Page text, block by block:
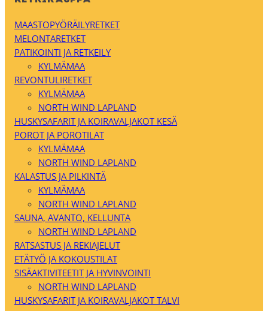
MAASTOPYÖRÄILYRETKET
MELONTARETKET
PATIKOINTI JA RETKEILY
KYLMÄMAA
REVONTULIRETKET
KYLMÄMAA
NORTH WIND LAPLAND
HUSKYSAFARIT JA KOIRAVALJAKOT KESÄ
POROT JA POROTILAT
KYLMÄMAA
NORTH WIND LAPLAND
KALASTUS JA PILKINTÄ
KYLMÄMAA
NORTH WIND LAPLAND
SAUNA, AVANTO, KELLUNTA
NORTH WIND LAPLAND
RATSASTUS JA REKIAJELUT
ETÄTYÖ JA KOKOUSTILAT
SISÄAKTIVITEETIT JA HYVINVOINTI
NORTH WIND LAPLAND
HUSKYSAFARIT JA KOIRAVALJAKOT TALVI